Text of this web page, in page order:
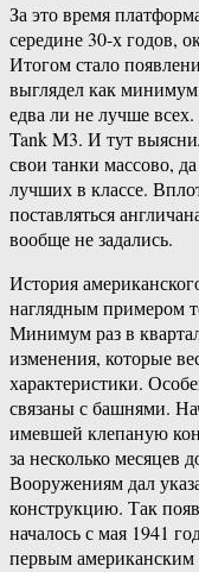
За это время
середине 30-х годов,
Итогом стало
выглядел как
едва ли не лучше
Tank M3. И тут
свои танки массово,
лучших в классе.
поставляться
вообще не задались.
История
наглядным примером
Минимум раз в
изменения, которые
характеристики.
связаны с башнями.
имевшей клепаную
за несколько месяцев
Вооружениям дал
конструкцию. Так
началось с мая 1941
первым американским